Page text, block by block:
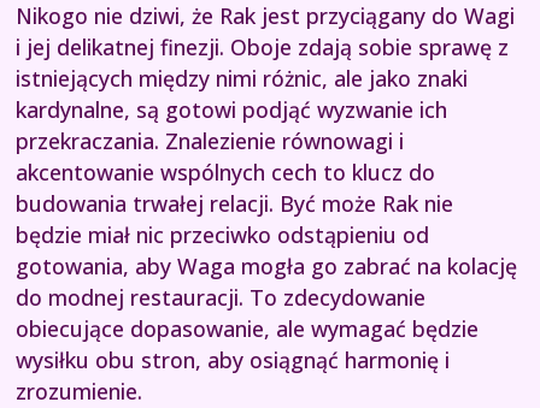
Nikogo nie dziwi, że Rak jest przyciągany do Wagi
i jej delikatnej finezji. Oboje zdają sobie sprawę z
istniejących między nimi różnic, ale jako znaki
kardynalne, są gotowi podjąć wyzwanie ich
przekraczania. Znalezienie równowagi i
akcentowanie wspólnych cech to klucz do
budowania trwałej relacji. Być może Rak nie
będzie miał nic przeciwko odstąpieniu od
gotowania, aby Waga mogła go zabrać na kolację
do modnej restauracji. To zdecydowanie
obiecujące dopasowanie, ale wymagać będzie
wysiłku obu stron, aby osiągnąć harmonię i
zrozumienie.